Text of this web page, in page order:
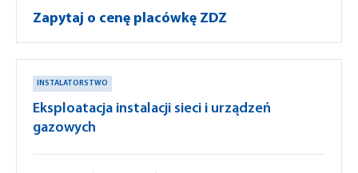
Zapytaj o cenę placówkę ZDZ
INSTALATORSTWO
Eksploatacja instalacji sieci i urządzeń
gazowych